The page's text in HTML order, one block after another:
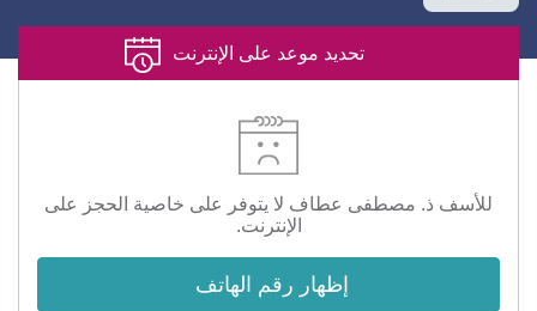
تحديد موعد على الإنترنت
للأسف ذ. مصطفى عطاف لا يتوفر على خاصية الحجز على
الإنترنت.
إظهار رقم الهاتف